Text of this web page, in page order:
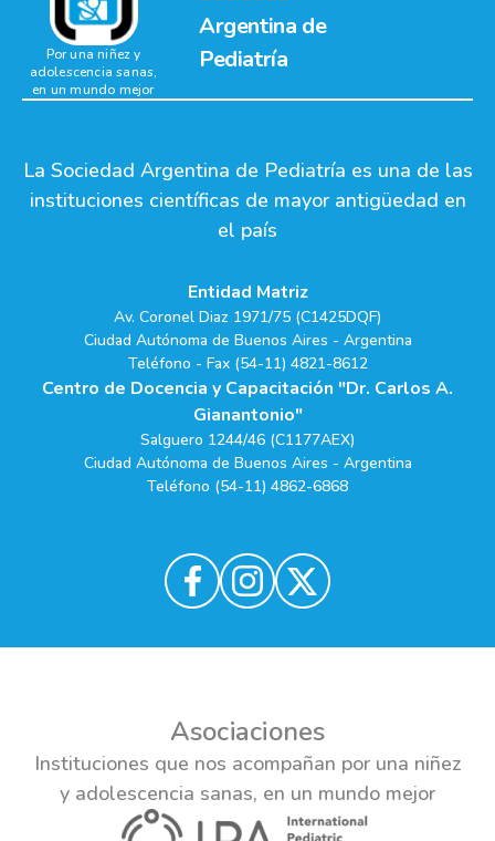
Argentina de
Pediatría
Por una niñez y
adolescencia sanas,
en un mundo mejor
La Sociedad Argentina de Pediatría es una de las
instituciones científicas de mayor antigüedad en
el país
Entidad Matriz
Av. Coronel Diaz 1971/75 (C1425DQF)
Ciudad Autónoma de Buenos Aires - Argentina
Teléfono - Fax (54-11) 4821-8612
Centro de Docencia y Capacitación "Dr. Carlos A.
Gianantonio"
Salguero 1244/46 (C1177AEX)
Ciudad Autónoma de Buenos Aires - Argentina
Teléfono (54-11) 4862-6868
Asociaciones
Instituciones que nos acompañan por una niñez
y adolescencia sanas, en un mundo mejor